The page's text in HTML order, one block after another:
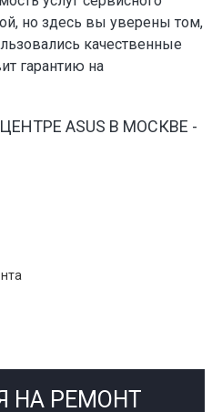
но здесь вы уверены том,
качественные
гарантию на
ASUS В МОСКВЕ -
НА РЕМОНТ